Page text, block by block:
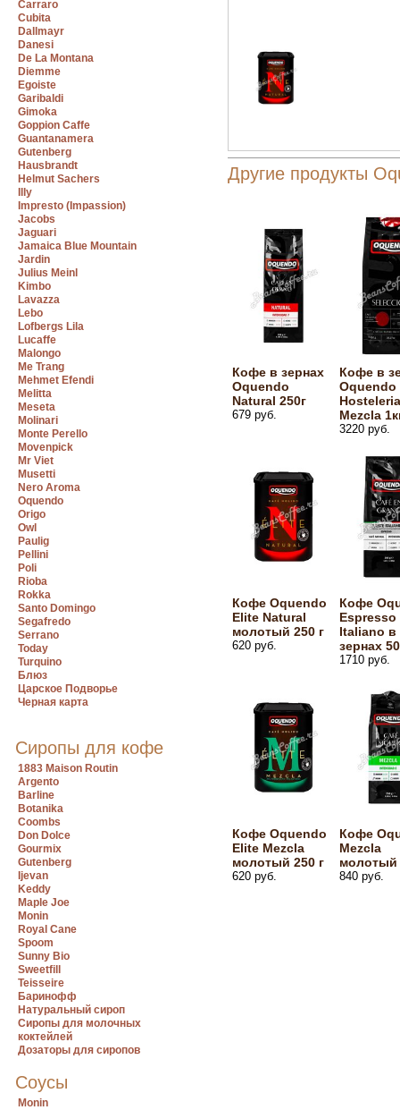
Carraro
Cubita
Dallmayr
Danesi
De La Montana
Diemme
Egoiste
Garibaldi
Gimoka
Goppion Caffe
Guantanamera
Gutenberg
Hausbrandt
Helmut Sachers
Illy
Impresto (Impassion)
Jacobs
Jaguari
Jamaica Blue Mountain
Jardin
Julius Meinl
Kimbo
Lavazza
Lebo
Lofbergs Lila
Lucaffe
Malongo
Me Trang
Mehmet Efendi
Melitta
Meseta
Molinari
Monte Perello
Movenpick
Mr Viet
Musetti
Nero Aroma
Oquendo
Origo
Owl
Paulig
Pellini
Poli
Rioba
Rokka
Santo Domingo
Segafredo
Serrano
Today
Turquino
Блюз
Царское Подворье
Черная карта
Сиропы для кофе
1883 Maison Routin
Argento
Barline
Botanika
Coombs
Don Dolce
Gourmix
Gutenberg
Ijevan
Keddy
Maple Joe
Monin
Royal Cane
Spoom
Sunny Bio
Sweetfill
Teisseire
Баринофф
Натуральный сироп
Сиропы для молочных
коктейлей
Дозаторы для сиропов
Соусы
Monin
Другие продукты
Кофе в зернах
Oquendo
Natural 250г
679 руб.
Кофе в
Oquendo
Hosteleria
Mezcla
3220 руб.
Кофе Oquendo
Elite Natural
молотый 250 г
620 руб.
Кофе
Espresso
Italiano в
зернах
1710 руб.
Кофе Oquendo
Elite Mezcla
молотый 250 г
620 руб.
Кофе
Mezcla
молотый
840 руб.